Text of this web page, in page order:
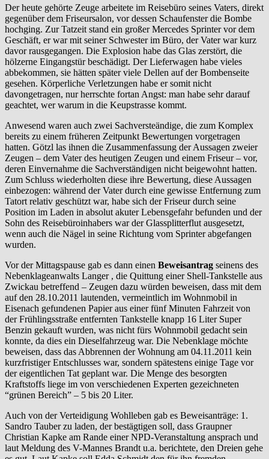
Der heute gehörte Zeuge arbeitete im Reisebüro seines Vaters, direkt
gegenüber dem Friseursalon, vor dessen Schaufenster die Bombe
hochging. Zur Tatzeit stand ein großer Mercedes Sprinter vor dem
Geschäft, er war mit seiner Schwester im Büro, der Vater war kurz
davor rausgegangen. Die Explosion habe das Glas zerstört, die
hölzerne Eingangstür beschädigt. Der Lieferwagen habe vieles
abbekommen, sie hätten später viele Dellen auf der Bombenseite
gesehen. Körperliche Verletzungen habe er somit nicht
davongetragen, nur herrschte fortan Angst: man habe sehr darauf
geachtet, wer warum in die Keupstrasse kommt.
Anwesend waren auch zwei Sachversteändige, die zum Komplex
bereits zu einem früheren Zeitpunkt Bewertungen vorgetragen
hatten. Götzl las ihnen die Zusammenfassung der Aussagen zweier
Zeugen – dem Vater des heutigen Zeugen und einem Friseur – vor,
deren Einvernahme die Sachverständigen nicht beigewohnt hatten.
Zum Schluss wiederholten diese ihre Bewertung, diese Aussagen
einbezogen: während der Vater durch eine gewisse Entfernung zum
Tatort relativ geschützt war, habe sich der Friseur durch seine
Position im Laden in absolut akuter Lebensgefahr befunden und der
Sohn des Reisebüroinhabers war der Glassplitterflut ausgesetzt,
wenn auch die Nägel in seine Richtung vom Sprinter abgefangen
wurden.
Vor der Mittagspause gab es dann einen Beweisantrag seinens des
Nebenklageanwalts Langer , die Quittung einer Shell-Tankstelle aus
Zwickau betreffend – Zeugen dazu würden beweisen, dass mit dem
auf den 28.10.2011 lautenden, vermeintlich im Wohnmobil in
Eisenach gefundenen Papier aus einer fünf Minuten Fahrzeit von
der Frühlingsstraße entfernten Tankstelle knapp 16 Liter Super
Benzin gekauft wurden, was nicht fürs Wohnmobil gedacht sein
konnte, da dies ein Dieselfahrzeug war. Die Nebenklage möchte
beweisen, dass das Abbrennen der Wohnung am 04.11.2011 kein
kurzfristiger Entschlusses war, sondern spätestens einige Tage vor
der eigentlichen Tat geplant war. Die Menge des besorgten
Kraftstoffs liege im von verschiedenen Experten gezeichneten
“grünen Bereich” – 5 bis 20 Liter.
Auch von der Verteidigung Wohlleben gab es Beweisanträge: 1.
Sandro Tauber zu laden, der bestägtigen soll, dass Graupner
Christian Kapke am Rande einer NPD-Veranstaltung ansprach und
laut Meldung des V-Mannes Brandt u.a. berichtete, den Dreien gehe